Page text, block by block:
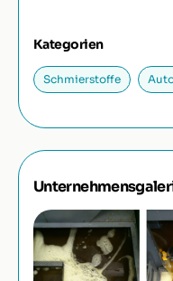
Kategorien
Schmierstoffe